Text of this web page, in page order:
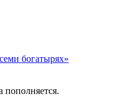
богатырях»
пополняется.